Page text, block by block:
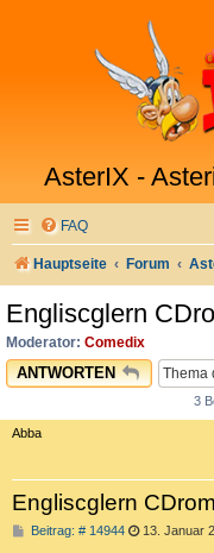
AsterIX -
FAQ
Hauptseite Forum
Engliscglern
Moderator: Comedix
ANTWORTEN
3
Abba
Engliscglern CDrom
Beitrag: # 14944B 13. Januar